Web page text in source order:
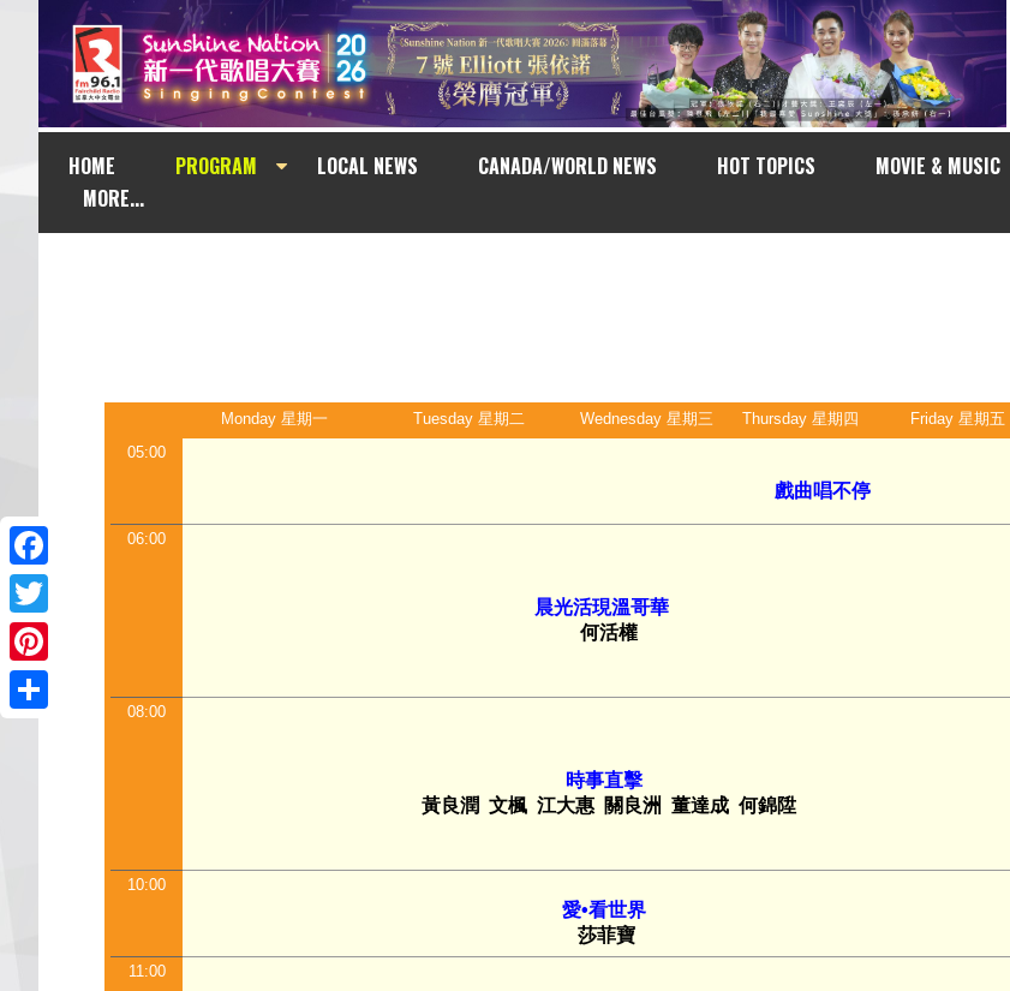
HOME PROGRAM LOCAL NEWS CANADA/WORLD NEWS HOT TOPICS MOVIE & MUSIC
MORE...
Facebook
Twitter
Pinterest
Monday 星期一 Tuesday 星期二 Wednesday 星期三 Thursday 星期四 Friday 星期五
05:00
戲曲唱不停
06:00
晨光活現溫哥華
何活權
08:00
時事直擊
黃良潤 文楓 江大惠 關良洲 董達成 何錦陞
10:00
愛•看世界
莎菲寶
11:00